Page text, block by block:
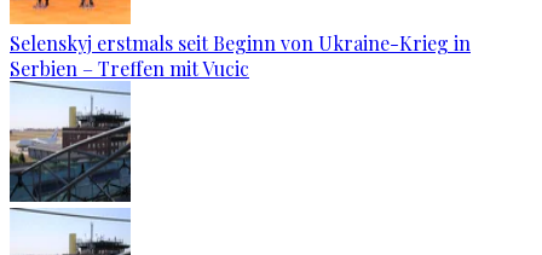
Selenskyj erstmals seit Beginn von Ukraine-Krieg in
Serbien – Treffen mit Vucic